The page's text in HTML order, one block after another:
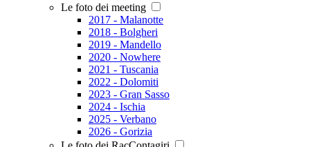
Le foto dei meeting
2017 - Malanotte
2018 - Bolgheri
2019 - Mandello
2020 - Nowhere
2021 - Tuscania
2022 - Dolomiti
2023 - Gran Sasso
2024 - Ischia
2025 - Verbano
2026 - Gorizia